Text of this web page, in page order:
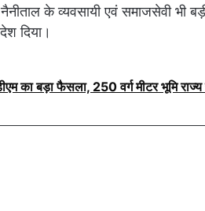
के व्यवसायी एवं समाजसेवी भी
दिया।
का बड़ा फैसला, 250 वर्ग मीटर भूमि